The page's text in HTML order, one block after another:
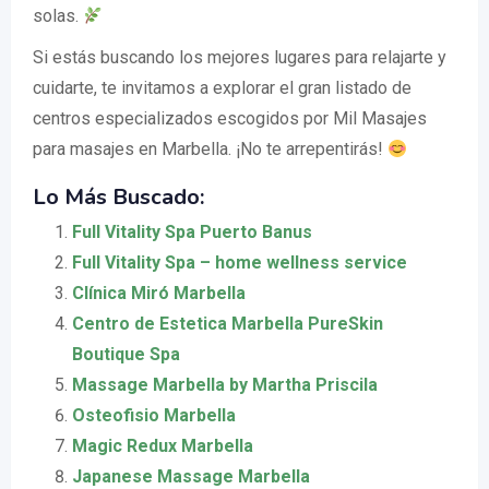
solas.
Si estás buscando los mejores lugares para relajarte y
cuidarte, te invitamos a explorar el gran listado de
centros especializados escogidos por Mil Masajes
para masajes en Marbella. ¡No te arrepentirás!
Lo Más Buscado:
Full Vitality Spa Puerto Banus
Full Vitality Spa – home wellness service
Clínica Miró Marbella
Centro de Estetica Marbella PureSkin
Boutique Spa
Massage Marbella by Martha Priscila
Osteofisio Marbella
Magic Redux Marbella
Japanese Massage Marbella